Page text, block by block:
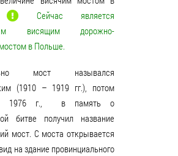
Сейчас является
висящим дорожно-
в Польше.
мост назывался
(1910 – 1919 гг.), потом
В 1976 г., в память о
битве получил название
мост. С моста открывается
на здание провинциального